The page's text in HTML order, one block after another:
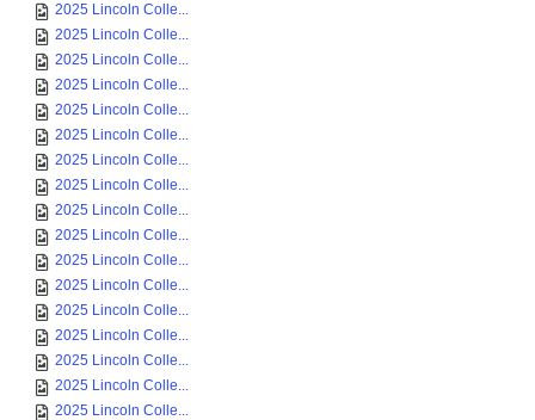
2025 Lincoln Colle...
2025 Lincoln Colle...
2025 Lincoln Colle...
2025 Lincoln Colle...
2025 Lincoln Colle...
2025 Lincoln Colle...
2025 Lincoln Colle...
2025 Lincoln Colle...
2025 Lincoln Colle...
2025 Lincoln Colle...
2025 Lincoln Colle...
2025 Lincoln Colle...
2025 Lincoln Colle...
2025 Lincoln Colle...
2025 Lincoln Colle...
2025 Lincoln Colle...
2025 Lincoln Colle...